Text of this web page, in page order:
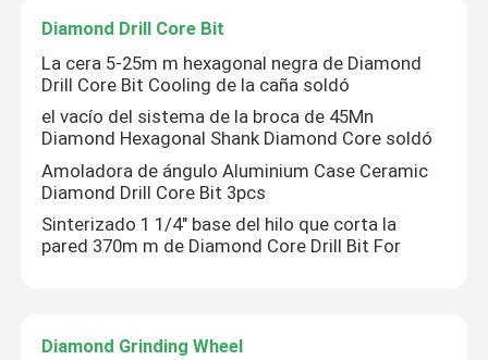
Diamond Drill Core Bit
La cera 5-25m m hexagonal negra de Diamond
Drill Core Bit Cooling de la caña soldó
el vacío del sistema de la broca de 45Mn
Diamond Hexagonal Shank Diamond Core soldó
Amoladora de ángulo Aluminium Case Ceramic
Diamond Drill Core Bit 3pcs
Sinterizado 1 1/4" base del hilo que corta la
pared 370m m de Diamond Core Drill Bit For
Diamond Grinding Wheel